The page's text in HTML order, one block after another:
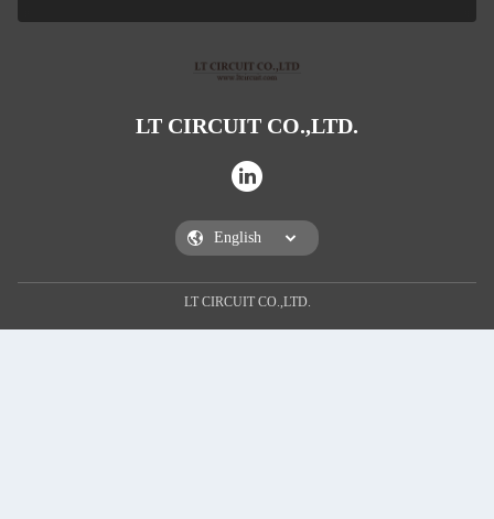
LT CIRCUIT CO.,LTD.
LT CIRCUIT CO.,LTD.